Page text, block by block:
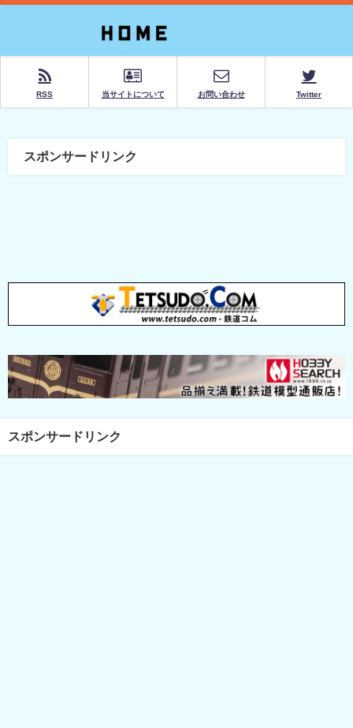
RSS 当サイトについて お問い合わせ Twitter
スポンサードリンク
スポンサードリンク